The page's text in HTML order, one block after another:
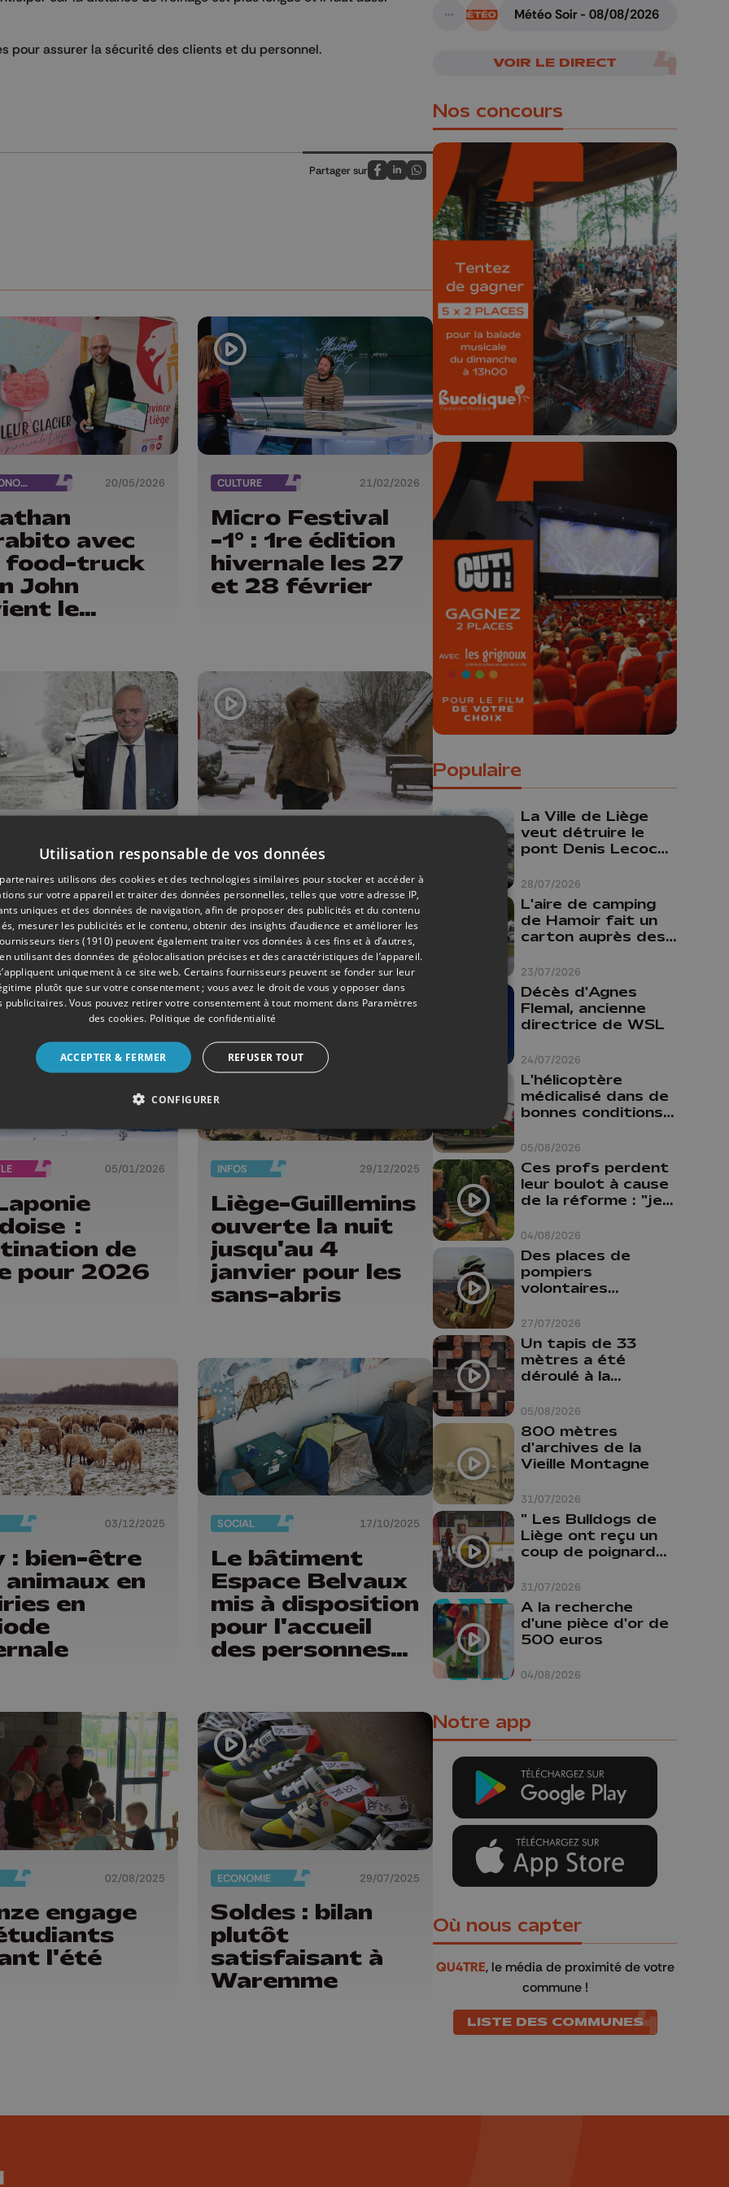
pour assurer la sécurité des clients et du personnel.
Partager sur
Partagez sur FaceBook
Partagez sur LinkedIn
Partagez sur Whatsapp
GASTRONOMIE 20/05/2026
avec
food-truck
John
le
CULTURE 21/02/2026
Micro Festival
-1° : 1re édition
hivernale les 27
et 28 février
: les
libérés à
Un habit
préhistorique
contre les
grands froids
05/01/2026
:
de
pour 2026
INFOS 29/12/2025
Liège-Guillemins
ouverte la nuit
jusqu'au 4
janvier pour les
sans-abris
03/12/2025
: bien-être
animaux en
en
SOCIAL 17/10/2025
Le bâtiment
Espace Belvaux
mis à disposition
pour l'accueil
des personnes
02/08/2025
engage
l'été
ECONOMIE 29/07/2025
Soldes : bilan
plutôt
satisfaisant à
Waremme
A suivre
Météo Soir - 08/08/2026
VOIR LE DIRECT
Nos concours
🎁 Gagnez 5x2
places pour le
Bucolique Ferrières
Festival 🌿🎶
Concours valable jusqu'au 9 août,
23h59.
🎬 Concours CUT x
Les Grignoux ✨
Concours permanent - 2 places à
gagner chaque semaine !
Populaire
28/07/2026
La Ville de Liège
veut détruire le
pont Denis Lecocq
budget pour le
faire
23/07/2026
L'aire de camping
de Hamoir fait un
carton auprès des
24/07/2026
Décès d'Agnes
Flemal, ancienne
directrice de WSL
05/08/2026
L'hélicoptère
médicalisé dans de
bonnes conditions à
04/08/2026
Ces profs perdent
leur boulot à cause
de la réforme : "je
comme prof que
comme
pharmacienne"
27/07/2026
Des places de
pompiers
volontaires
province de Liège :
"Un citoyen qui
n'est formé ne
peut pas nous
aider"
05/08/2026
Un tapis de 33
mètres a été
déroulé à la
Liège
31/07/2026
800 mètres
d'archives de la
Vieille Montagne
31/07/2026
" Les Bulldogs de
Liège ont reçu un
coup de poignard
04/08/2026
A la recherche
d'une pièce d'or de
500 euros
Notre app
Où nous capter
QU4TRE, le média de proximité de votre
commune !
LISTE DES COMMUNES
Utilisation responsable de vos données
utilisons des cookies et des technologies similaires pour stocker et accéder à
sur votre appareil et traiter des données personnelles, telles que votre adresse IP,
uniques et des données de navigation, afin de proposer des publicités et du contenu
mesurer les publicités et le contenu, obtenir des insights d’audience et améliorer les
tiers (1910) peuvent également traiter vos données à ces fins et à d’autres,
utilisant des données de géolocalisation précises et des caractéristiques de l’appareil.
uniquement à ce site web. Certains fournisseurs peuvent se fonder sur leur
plutôt que sur votre consentement ; vous avez le droit de vous y opposer dans
publicitaires. Vous pouvez retirer votre consentement à tout moment dans Paramètres
des cookies. Politique de confidentialité
ACCEPTER & FERMER REFUSER TOUT
CONFIGURER